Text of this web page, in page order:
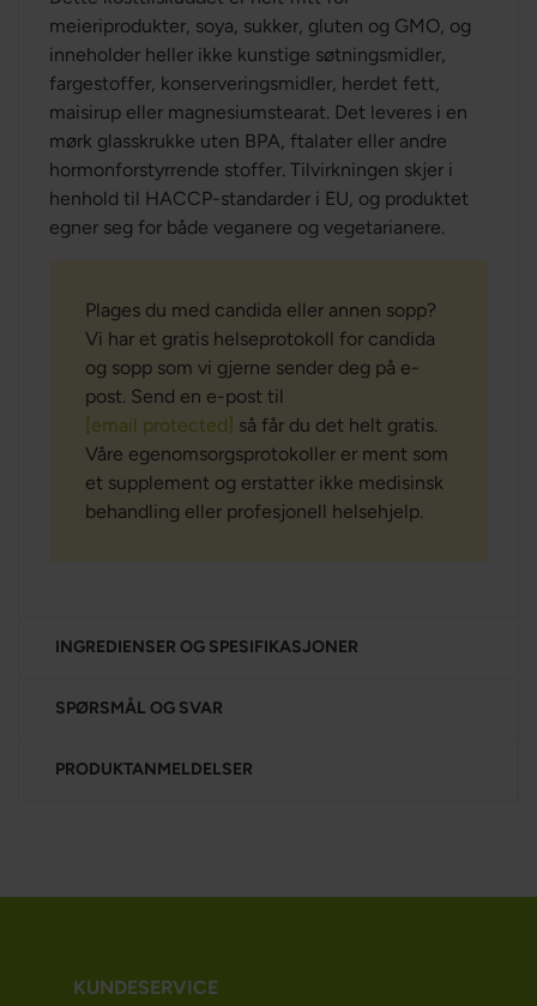
meieriprodukter, soya, sukker, gluten og GMO, og
inneholder heller ikke kunstige søtningsmidler,
fargestoffer, konserveringsmidler, herdet fett,
maisirup eller magnesiumstearat. Det leveres i en
mørk glasskrukke uten BPA, ftalater eller andre
hormonforstyrrende stoffer. Tilvirkningen skjer i
henhold til HACCP-standarder i EU, og produktet
egner seg for både veganere og vegetarianere.
Plages du med candida eller annen sopp?
Vi har et gratis helseprotokoll for candida
og sopp som vi gjerne sender deg på e-
post. Send en e-post til
[email protected] så får du det helt gratis.
Våre egenomsorgsprotokoller er ment som
et supplement og erstatter ikke medisinsk
behandling eller profesjonell helsehjelp.
INGREDIENSER OG SPESIFIKASJONER
SPØRSMÅL OG SVAR
PRODUKTANMELDELSER
KUNDESERVICE